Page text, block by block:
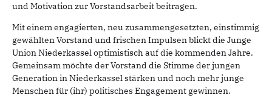
und Motivation zur Vorstandsarbeit beitragen.
Mit einem engagierten, neu zusammengesetzten, einstimmig
gewählten Vorstand und frischen Impulsen blickt die Junge
Union Niederkassel optimistisch auf die kommenden Jahre.
Gemeinsam möchte der Vorstand die Stimme der jungen
Generation in Niederkassel stärken und noch mehr junge
Menschen für (ihr) politisches Engagement gewinnen.